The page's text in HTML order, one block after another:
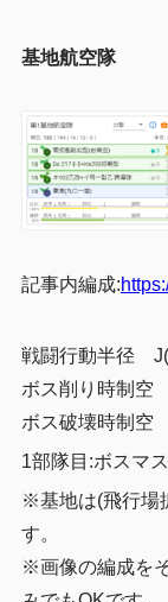
基地航空隊
記事内編成:
戦闘行動半径 J(
ボス削り時制空
ボス破壊時制空
1部隊目:ボスマ
※基地は(飛行場
す。
※画像の編成を